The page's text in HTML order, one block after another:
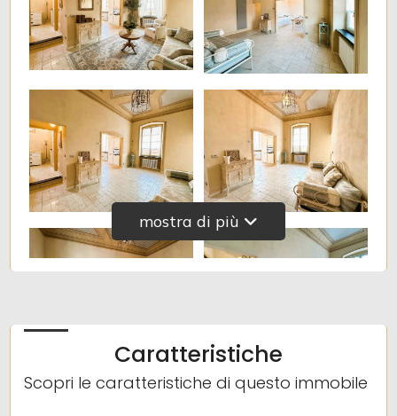
mostra di più
Caratteristiche
Scopri le caratteristiche di questo immobile
Posto auto/Box
Balcone/Terrazzo
Ascensore
Arredato
Nuova costruzione